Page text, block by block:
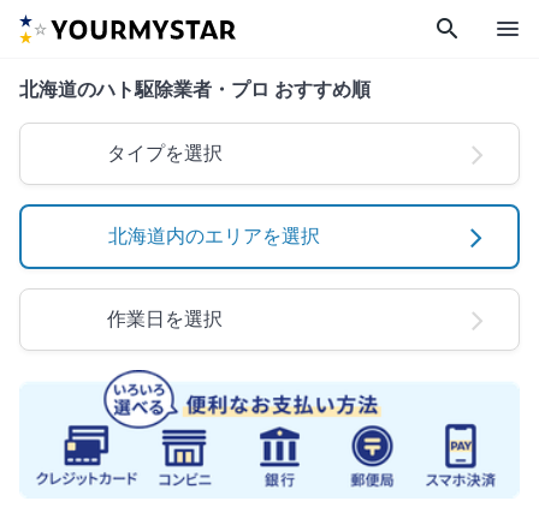
search menu
北海道のハト駆除業者・プロ おすすめ順
タイプを選択
北海道内のエリアを選択
作業日を選択